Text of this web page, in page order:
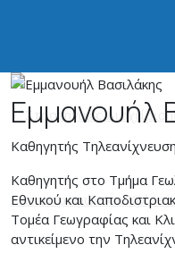
Εμμανουήλ
Καθηγητής
Καθηγητής στο Τμήμα
Εθνικού και
Τομέα Γεωγραφίας και
αντικείμενο την